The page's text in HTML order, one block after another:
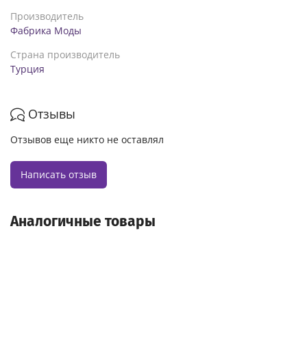
Производитель
Фабрика Моды
Страна производитель
Турция
Отзывы
Отзывов еще никто не оставлял
Написать отзыв
Аналогичные товары